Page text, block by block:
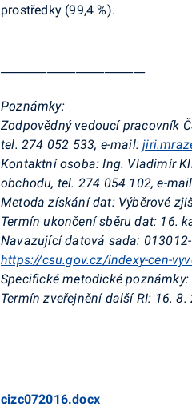
prostředky (99,4 %).
Poznámky:
Zodpovědný vedoucí pracovník
tel. 274 052 533, e-mail:
Kontaktní osoba: Ing. Vladimír
obchodu, tel. 274 054 102, e-
Metoda získání dat: Výběrové
Termín ukončení sběru dat: 16.
Navazující datová sada:
https://csu.gov.cz/indexy-cen-
Specifické metodické poznámky:
Termín zveřejnění další RI: 16. 8.
cizc072016.docx